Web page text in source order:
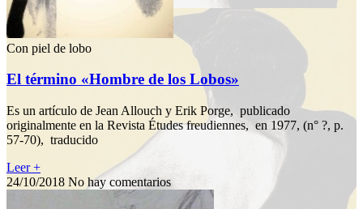
Con piel de lobo
El término «Hombre de los Lobos»
Es un artículo de Jean Allouch y Erik Porge, publicado
originalmente en la Revista Études freudiennes, en 1977, (n° ?, p.
57-70), traducido
Leer +
24/10/2018 No hay comentarios